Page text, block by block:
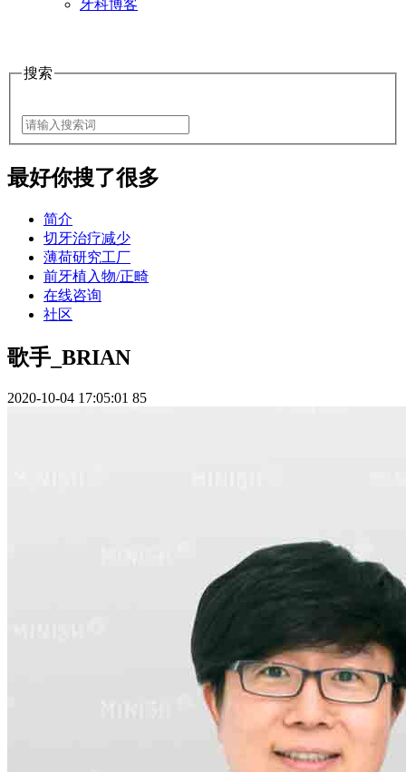
牙科博客
搜索
最好你搜了很多
简介
切牙治疗减少
薄荷研究工厂
前牙植入物/正畸
在线咨询
社区
歌手_BRIAN
2020-10-04 17:05:01 85